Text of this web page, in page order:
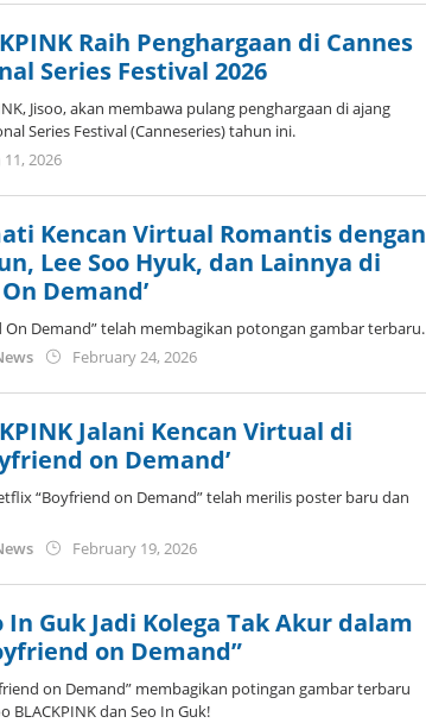
Raih Penghargaan di Cannes
Series Festival 2026
Jisoo, akan membawa pulang penghargaan di ajang
Series Festival (Canneseries) tahun ini.
2026by
Kencan Virtual Romantis dengan
Lee Soo Hyuk, dan Lainnya di
Demand’
On Demand” telah membagikan potongan gambar terbaru.
February 24, 2026by
Jalani Kencan Virtual di
on Demand’
“Boyfriend on Demand” telah merilis poster baru dan
February 19, 2026by
In Guk Jadi Kolega Tak Akur dalam
on Demand”
on Demand” membagikan potingan gambar terbaru
BLACKPINK dan Seo In Guk!